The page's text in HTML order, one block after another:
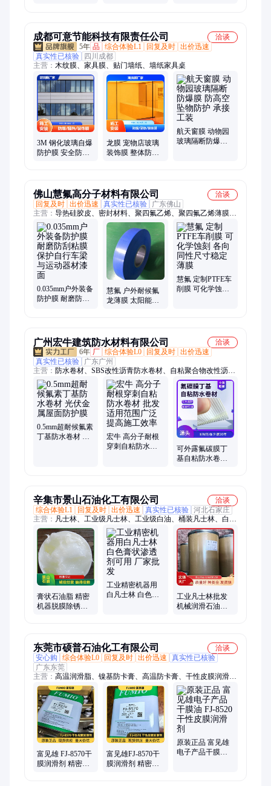
成都可意节能科技有限责任公司
洽谈
5年 品 综合体验L1 回复及时 出价迅速
真实性已核验
四川成都
主营： 木纹膜、家具膜、贴门墙纸、墙纸家具桌
3M 钢化玻璃自爆
防护膜 安全防护
龙膜 宠物店玻璃
装饰膜 整体防护
航天窗膜 动物园
玻璃隔断防爆膜
佛山慧氟高分子材料有限公司
洽谈
回复及时 出价迅速 真实性已核验
广东佛山
主营： 导热硅胶皮、密封材料、聚四氟乙烯、聚四氟乙烯薄膜、
黑色半导电膜、定向膜、车削膜、高强度防粘膜、绕包薄膜、
FOG薄膜、COG薄膜、缓冲材、PCB软管、聚四氟乙烯填充制
品、铁氟龙棒材
0.035mm户外装备
防护膜 耐磨防刮
慧氟 户外耐候氟
龙薄膜 太阳能组
慧氟 定制PTFE车
削膜 可化学蚀刻
广州宏牛建筑防水材料有限公司
洽谈
6年 厂 综合体验L0 回复及时 出价迅速
真实性已核验
广东广州
主营： 防水卷材、SBS改性沥青防水卷材、自粘聚合物改性沥青
防水卷材、非沥青基高分子自粘胶膜防水卷材、反应粘结型高分
子膜基湿铺防水卷材、防水涂料、防水材料、腻子粉、瓷砖胶、
SBS改性沥青耐根穿刺防水卷材、耐根穿刺防水卷材、聚氨酯防
水涂料、聚脲防水涂料、三元乙丙橡胶防水卷材、丙纶防水卷
材、双面自粘防水卷材、水泥基渗透结晶型防水涂料、水性纳米
中空玻璃微珠保温隔热涂料、2H隔热保温全效凝胶、保温找平
凝胶、高聚物改性沥青防水卷材、桥面防水涂料、弹性体SBS改
性沥青防水卷材、sbs弹性体改性沥青防水卷材、xps挤塑板
0.5mm超耐候氟素
丁基防水卷材 光
宏牛 高分子耐根
穿刺自粘防水卷
可外露氟碳膜丁
基自粘防水卷材
辛集市景山石油化工有限公司
洽谈
综合体验L1
回复及时 出价迅速 真实性已核验 河北石家庄
主营： 凡士林、工业级凡士林、工业级白油、桶装凡士林、白凡
士林、无色透明白油、化妆品级凡士林、白油、石油脂、润滑
脂、工业白油、液体石蜡、石蜡油、10#白油、15#白油、橡胶增
塑剂
膏状石油脂 精密
机器脱膜除锈防
工业精密机器用
白凡士林 白色膏
工业凡士林批发
机械润滑石油脂
东莞市硕普石油化工有限公司
洽谈
安心购
综合体验L0 回复及时 出价迅速
真实性已核验
广东东莞
主营： 高温润滑脂、镍基防卡膏、高温防卡膏、干性皮膜润滑
剂、哈维斯干膜润滑剂、螺纹锁固胶、速干性润滑剂、全氟聚醚
润滑脂、折叠屏铰链润滑脂、氟橡胶密封圈润滑脂、高温高速轴
承润滑脂、BOURIX SE-705B、科慕GPL227、摩力克HP-300、
摩力克L-8030、乐泰263螺纹锁固胶、瓦楞机轴承高温润滑脂、
纺织链条高温润滑脂、AB密封胶、低温润滑脂、密封润滑脂
富见雄 FJ-8570干
膜润滑剂 精密部
富见雄FJ-8570干
膜润滑剂 精密器
原装正品 富见雄
电子产品干膜油